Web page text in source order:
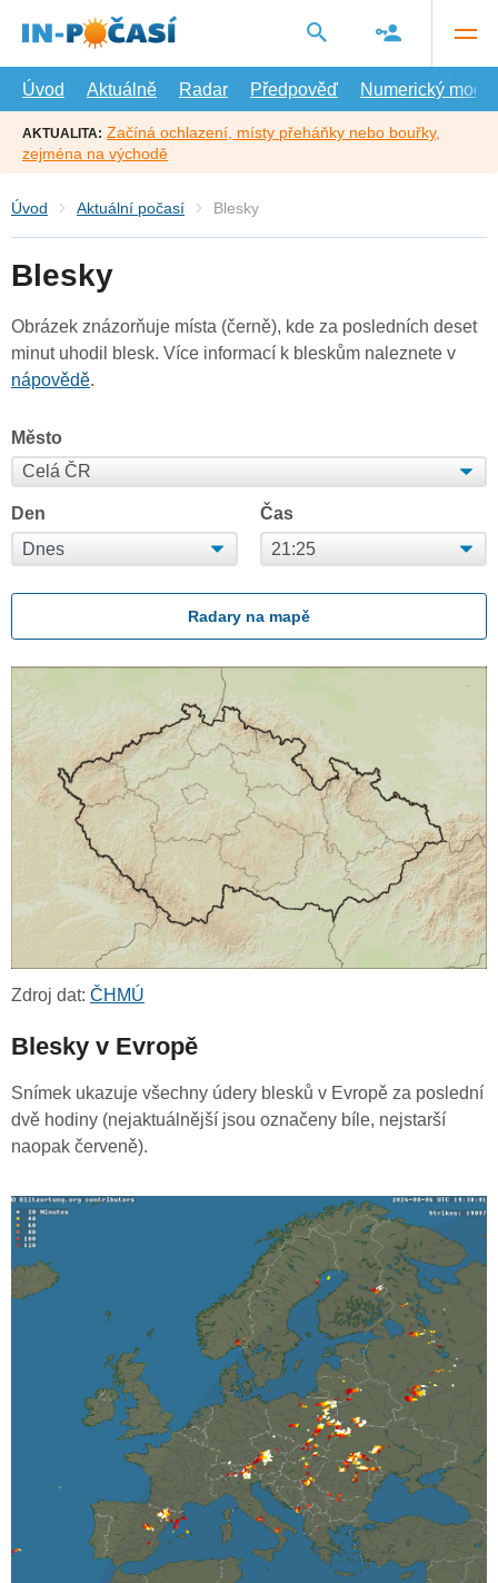
hlavní
Úvod
Aktuálně Radar Předpověď Numerický model
AKTUALITA: Začíná ochlazení, místy přeháňky nebo bouřky,
zejména na východě
Úvod Aktuální počasí Blesky
Blesky
Obrázek znázorňuje místa (černě), kde za posledních deset
minut uhodil blesk. Více informací k bleskům naleznete v
nápovědě.
Město
Den Čas
Radary na mapě
Zdroj dat: ČHMÚ
Blesky v Evropě
Snímek ukazuje všechny údery blesků v Evropě za poslední
dvě hodiny (nejaktuálnější jsou označeny bíle, nejstarší
naopak červeně).